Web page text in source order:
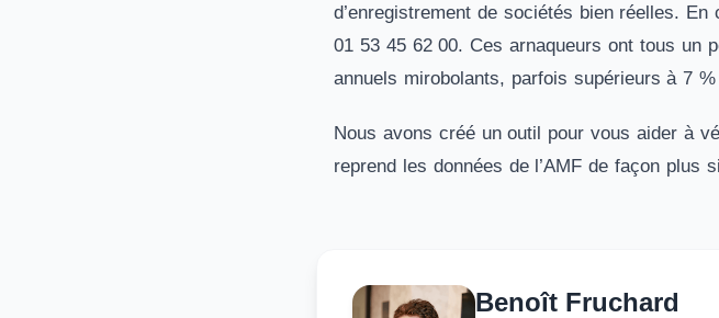
d’enregistrement de sociétés bien réelles.
01 53 45 62 00. Ces arnaqueurs ont tous un
annuels mirobolants, parfois supérieurs à 7
Nous avons créé un outil pour vous aider à
reprend les données de l’AMF de façon plus
Benoît Fruchard